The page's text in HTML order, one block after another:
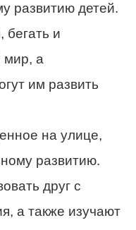
развитию детей.
бегать и
мир, а
им развить
на улице,
развитию.
друг с
а также изучают